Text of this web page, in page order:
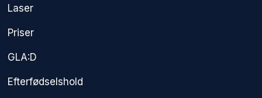
Laser
Priser
GLA:D
Efterfødselshold